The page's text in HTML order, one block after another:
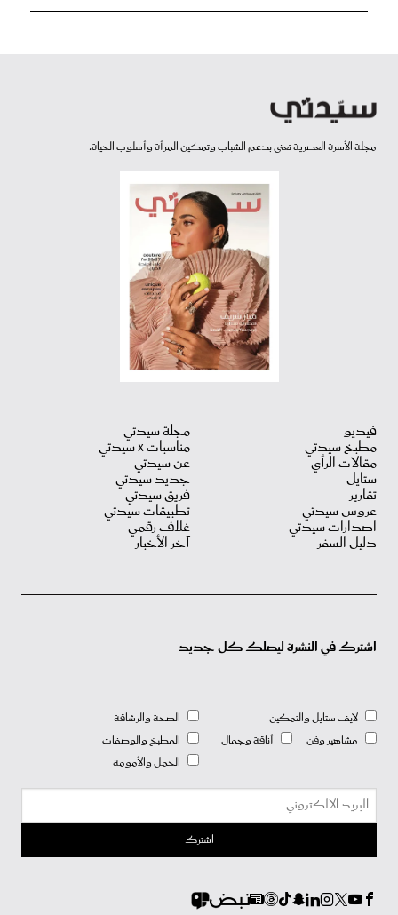
مجلة الأسرة العصرية تعنى بدعم الشباب وتمكين المرأة وأسلوب الحياة.
فيديو
مطبخ سيدتي
مقالات الرأي
ستايل
تقارير
عروس سيدتي
اصدارات سيدتي
دليل السفر
مجلة سيدتي
مناسبات X سيدتي
عن سيدتي
جديد سيدتي
فريق سيدتي
تطبيقات سيدتي
غلاف رقمي
آخر الأخبار
اشترك في النشرة ليصلك كل جديد
لايف ستايل والتمكين
مشاهير وفن
أناقة وجمال
الصحة والرشاقة
المطبخ والوصفات
الحمل والأمومة